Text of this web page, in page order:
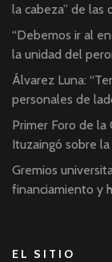
la cabeza” de las
“Debemos ir al
la unidad del
Álvarez Luna:
personales de
Primer Foro de la
Ituzaingó sobre
Gremios
financiamiento y
EL SITIO